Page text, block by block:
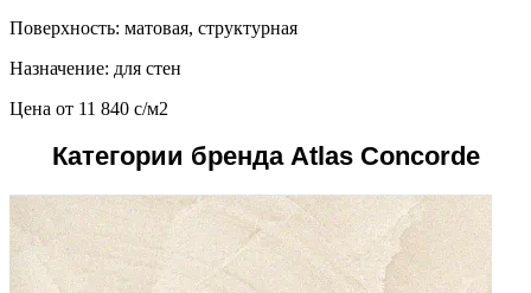
Поверхность: матовая, структурная
Назначение: для стен
Цена от 11 840 c/м2
Категории бренда Atlas Concorde